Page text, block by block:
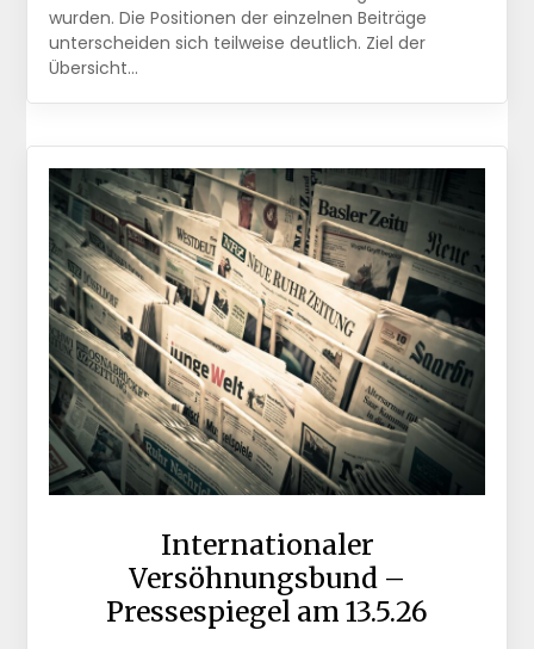
wurden. Die Positionen der einzelnen Beiträge
unterscheiden sich teilweise deutlich. Ziel der
Übersicht…
Internationaler
Versöhnungsbund –
Pressespiegel am 13.5.26